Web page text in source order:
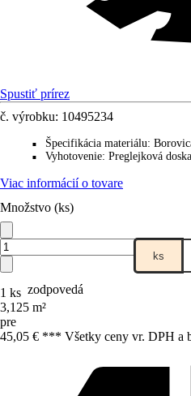
Spustiť prírez
č. výrobku: 10495234
■ Špecifikácia materiálu:
■ Vyhotovenie: Preglejková doska
Viac informácií o tovare
Množstvo (ks)
ks
1 ks zodpovedá
3,125 m²
pre
45,05 € *** Všetky ceny vr. DPH a